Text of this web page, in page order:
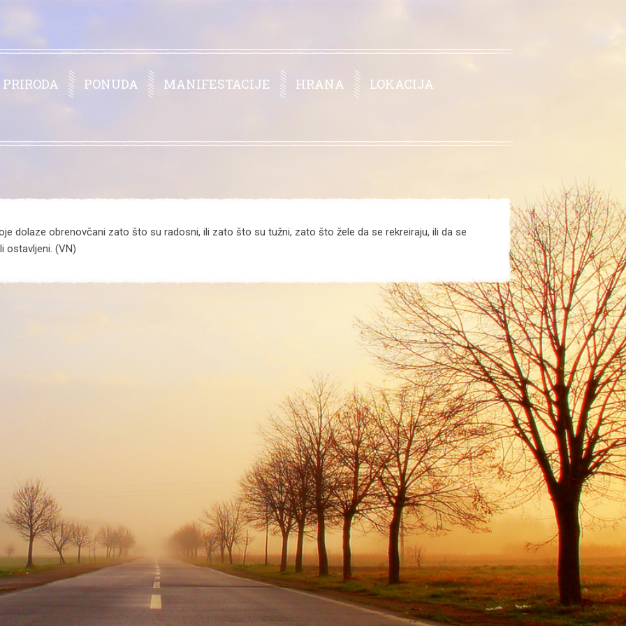
PRIRODA PONUDA MANIFESTACIJE HRANA LOKACIJA
dolaze obrenovčani zato što su radosni, ili zato što su tužni, zato što žele da se rekreiraju, ili da se
ostavljeni. (VN)